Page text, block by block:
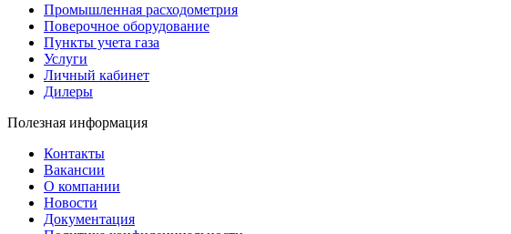
Промышленная расходометрия
Поверочное оборудование
Пункты учета газа
Услуги
Личный кабинет
Дилеры
Полезная информация
Контакты
Вакансии
О компании
Новости
Документация